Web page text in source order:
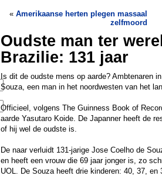
« Amerikaanse herten plegen massaal
zelfmoord
Oudste man ter
Brazilie: 131 jaar
Is dit de oudste mens op aarde? Ambtenaren
Souza, een man in het noordwesten van het
Officieel, volgens The Guinness Book of
aarde Yasutaro Koide. De Japanner heeft de
of hij wel de oudste is.
De naar verluidt 131-jarige Jose Coelho de
en heeft een vrouw die 69 jaar jonger is, zo
UOL. De Souza heeft drie kinderen: 40, 37,